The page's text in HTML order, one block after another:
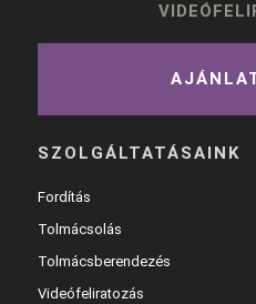
SZOLGÁLTATÁSAINK
Fordítás
Tolmácsolás
Tolmácsberendezés
Videófeliratozás